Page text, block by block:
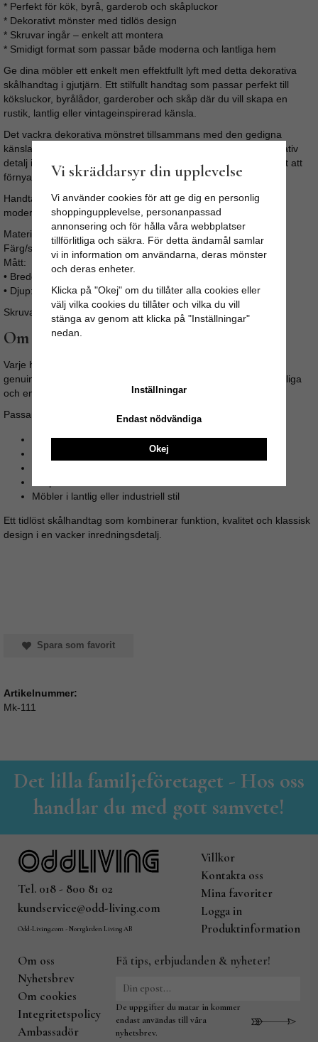
* Perfekt för kök, byrå, garderob och skåpluckor
* Dekorativt mönster med tidlös design
* Skruvar ingår – enkelt att montera
* Smidigt format som passar både moderna och lantliga hem
Ge dina möbler ett enkelt men effektfullt lyft med detta dekorativa
skålhandtag i gjutjärn. Ett stilfullt handtag som passar perfekt till
köksluckor, byrålådor, garderober och skåp där du vill skapa en
rustik, lantlig eller vintageinspirerad känsla.
Det vackra dekorativa mönstret tillsammans med den gedigna
känslan i gjutjärn gör handtaget till en både praktisk och dekorativ
detalj i hemmet. Att byta handtag eller knoppar är ett enkelt sätt att
förnya möbler och kök utan stora renoveringar.
Handtaget är tillverkat i slitstarkt gjutjärn och passar lika fint i
moderna hem som i äldre hus med klassisk stil.
Material: Gjutjärn
Färg/stil: Vintage / antik känsla
Mått:
• Bredd: 10,5 cm
• Djup: 4 cm
Skruvar ingår för enkel montering.
Om produkten
Varje handtag har en unik finish som bidrar till dess rustika och
genuina karaktär. Mindre variationer i färg och struktur är naturliga
och en del av produktens charm.
Passar perfekt till:
Köksluckor
Möbler i lantlig eller industriell stil
Ett tidlöst skålhandtag som kombinerar funktion, kvalitet och klassisk
design i en vacker inredningsdetalj.
Spara som favorit
Artikelnummer:
Mk-111
Det lilla familjeföretaget - Hos oss
handlar du med gott samvete!
Tel. 018 - 800 81 02
kundservice@odd-living.com
Odd-Living.com - Norrgården Living AB
Villkor
Kontakta oss
Mina favoriter
Logga in
Produktinformation
Om oss
Nyhetsbrev
Om cookies
Integritetspolicy
Ambassadör
Få tips, erbjudanden & nyheter!
De uppgifter du matar in kommer
endast användas till våra
nyhetsbrev.
Vi skräddarsyr din upplevelse
Vi använder cookies för att ge dig en personlig
shoppingupplevelse, personanpassad
annonsering och för hålla våra webbplatser
tillförlitliga och säkra. För detta ändamål samlar
vi in information om användarna, deras mönster
och deras enheter.
Klicka på "Okej" om du tillåter alla cookies eller
välj vilka cookies du tillåter och vilka du vill
stänga av genom att klicka på "Inställningar"
nedan.
Inställningar
Endast nödvändiga
Okej